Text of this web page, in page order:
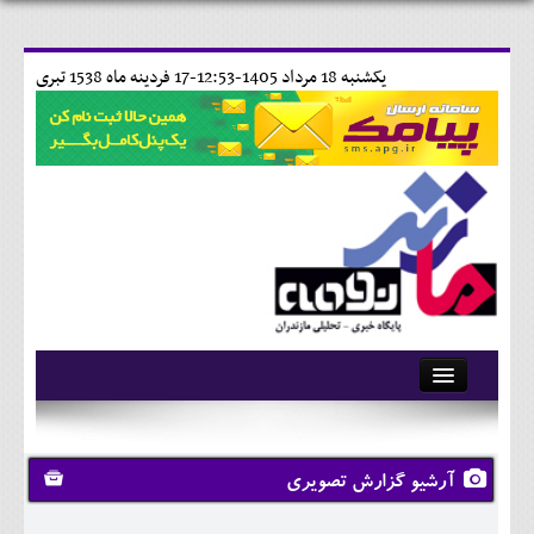
17 فردينه ماه 1538 تبری يکشنبه 18 مرداد 1405-12:53-
آرشیو
تماس با ما
وبلاگ
آرشیو گزارش تصویری